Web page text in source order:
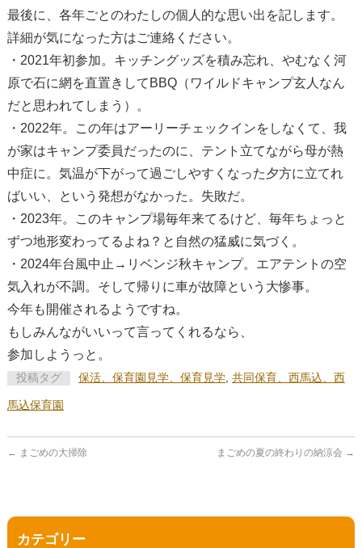
最後に、各年ごとのわたしの個人的な思い出を記します。
詳細が気になった方はご連絡ください。
・2021年初参加。キッチングッズを積み忘れ、やむなく河
原で石に網を直置きしてBBQ（ワイルドキャンプ玄人なん
だと思われてしまう）。
・2022年。この年はアーリーチェックインをしなくて、我
が家はキャンプ委員だったのに、テント立てながら母が熱
中症に。気温が下がって過ごしやすくなった夕方に立てれ
ばいい、という発想がなかった。失敗だ。
・2023年。このキャンプ場毎年来てるけど、毎年ちょっと
ずつ地形変わってるよね？と自然の猛威に気づく。
・2024年台風中止→リベンジ秋キャンプ。エアテントの空
気入れが不調。そして帰りに車が故障という大惨事。
今年も開催されるようですね。
もしみんながいいって言ってくれるなら、
参加しようっと。
投稿タグ 保活、保育園見学、保育見学, 共同保育、西馬込、西
馬込保育園
← まごめの大掃除 まごめの夏の終わりの納涼会 →
カテゴリー